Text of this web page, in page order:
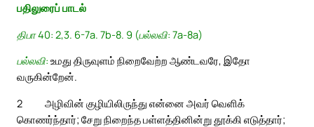
பதிலுரைப் பாடல்
திபா 40: 2,3. 6-7a. 7b-8. 9 (பல்லவி: 7a-8a)
பல்லவி: உமது திருவுளம் நிறைவேற்ற ஆண்டவரே, இதோ
வருகின்றேன்.
2
அழிவின் குழியிலிருந்து என்னை அவர் வெளிக்
கொணர்ந்தார்; சேறு நிறைந்த பள்ளத்தினின்று தூக்கி எடுத்தார்;